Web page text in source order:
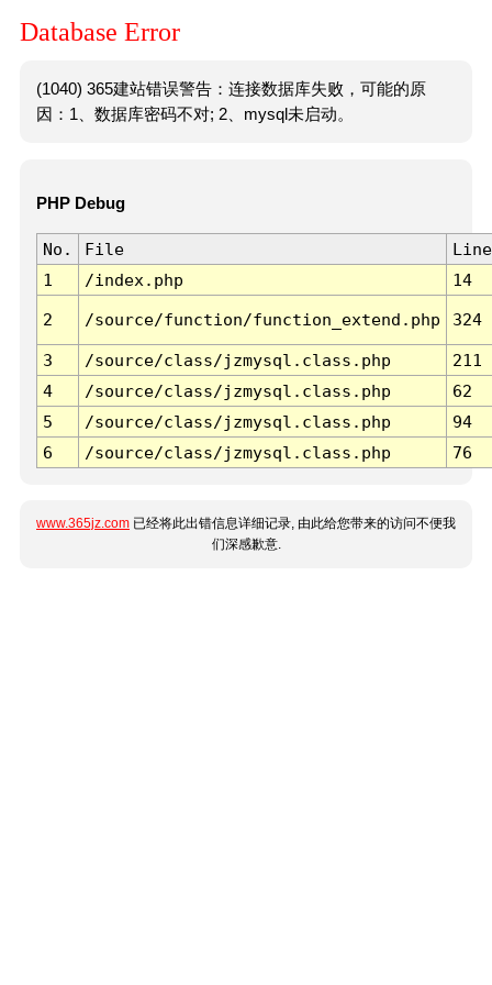
Database Error
(1040) 365建站错误警告：连接数据库失败，可能的原
因：1、数据库密码不对; 2、mysql未启动。
PHP Debug
No. File
Line
1
/index.php 14
2 /source/function/function_extend.php 324
3 /source/class/jzmysql.class.php
211
4
/source/class/jzmysql.class.php
62
5
/source/class/jzmysql.class.php
94
6
/source/class/jzmysql.class.php 76
www.365jz.com 已经将此出错信息详细记录, 由此给您带来的访问不便我
们深感歉意.